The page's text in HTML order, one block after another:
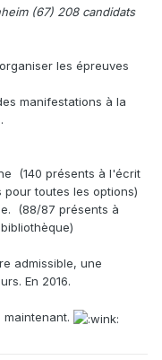
(67) 208 candidats
les épreuves
manifestations à la
(140 présents à l'écrit
pour toutes les options)
(88/87 présents à
admissible, une
En 2016.